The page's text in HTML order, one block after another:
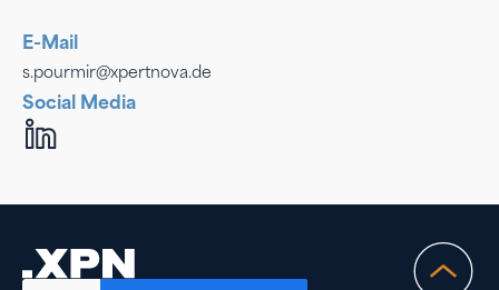
E-Mail
s.pourmir@xpertnova.de
Social Media